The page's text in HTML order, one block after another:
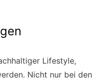
Lifestyle,
Nicht nur bei den